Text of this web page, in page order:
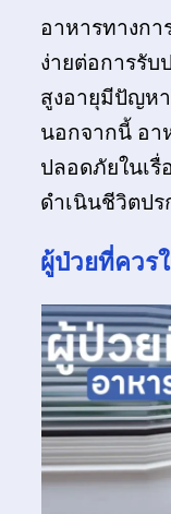
อาหารทางก
ง่ายต่อการรับ
สูงอายุมีปัญห
นอกจากนี้ อา
ปลอดภัยในเรื่
ดำเนินชีวิตป
ผู้ป่วยที่ควร